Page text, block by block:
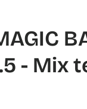
- Mix